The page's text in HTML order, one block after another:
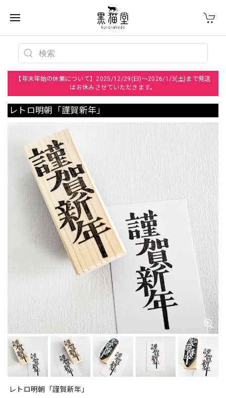
【年末年始の休業について】2025/12/29(日)～2026/1/3(土)まで発送
はお休みさせていただきます。
レトロ明朝「謹賀新年」
レトロ明朝「謹賀新年」